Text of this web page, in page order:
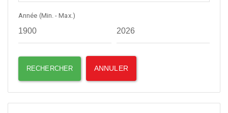
Année (Min. - Max.)